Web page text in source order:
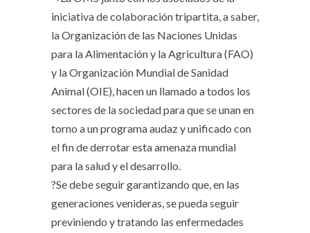
iniciativa de colaboración tripartita, a saber,
la Organización de las Naciones Unidas
para la Alimentación y la Agricultura (FAO)
y la Organización Mundial de Sanidad
Animal (OIE), hacen un llamado a todos los
sectores de la sociedad para que se unan en
torno a un programa audaz y unificado con
el fin de derrotar esta amenaza mundial
para la salud y el desarrollo.
?Se debe seguir garantizando que, en las
generaciones venideras, se pueda seguir
previniendo y tratando las enfermedades